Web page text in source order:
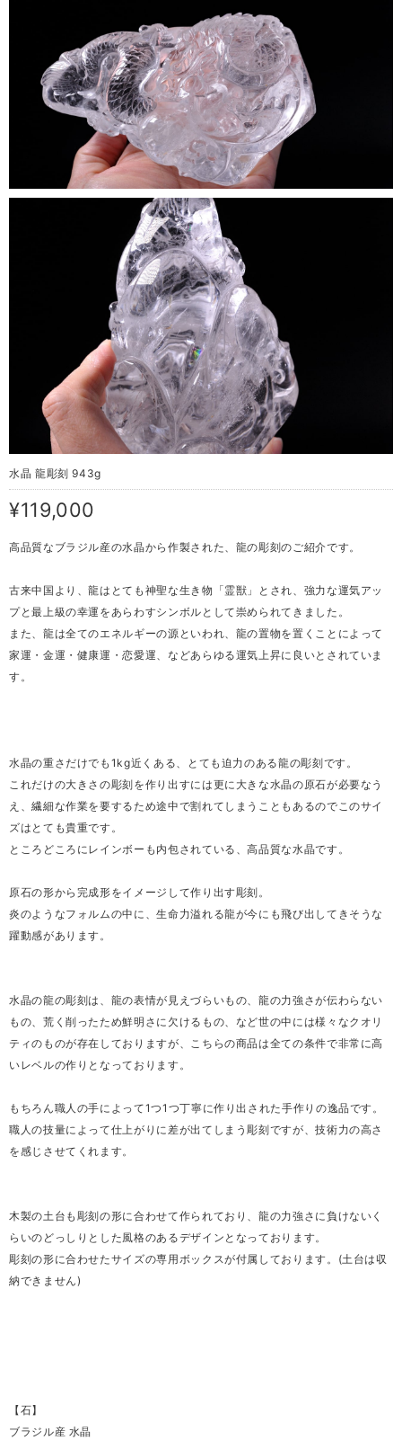
水晶 龍彫刻 943g
¥119,000
高品質なブラジル産の水晶から作製された、龍の彫刻のご紹介です。
古来中国より、龍はとても神聖な生き物「霊獣」とされ、強力な運気アッ
プと最上級の幸運をあらわすシンボルとして崇められてきました。
また、龍は全てのエネルギーの源といわれ、龍の置物を置くことによって
家運・金運・健康運・恋愛運、などあらゆる運気上昇に良いとされていま
す。
水晶の重さだけでも1kg近くある、とても迫力のある龍の彫刻です。
これだけの大きさの彫刻を作り出すには更に大きな水晶の原石が必要なう
え、繊細な作業を要するため途中で割れてしまうこともあるのでこのサイ
ズはとても貴重です。
ところどころにレインボーも内包されている、高品質な水晶です。
原石の形から完成形をイメージして作り出す彫刻。
炎のようなフォルムの中に、生命力溢れる龍が今にも飛び出してきそうな
躍動感があります。
水晶の龍の彫刻は、龍の表情が見えづらいもの、龍の力強さが伝わらない
もの、荒く削ったため鮮明さに欠けるもの、など世の中には様々なクオリ
ティのものが存在しておりますが、こちらの商品は全ての条件で非常に高
いレベルの作りとなっております。
もちろん職人の手によって1つ1つ丁寧に作り出された手作りの逸品です。
職人の技量によって仕上がりに差が出てしまう彫刻ですが、技術力の高さ
を感じさせてくれます。
木製の土台も彫刻の形に合わせて作られており、龍の力強さに負けないく
らいのどっしりとした風格のあるデザインとなっております。
彫刻の形に合わせたサイズの専用ボックスが付属しております。(土台は収
納できません)
【石】
ブラジル産 水晶